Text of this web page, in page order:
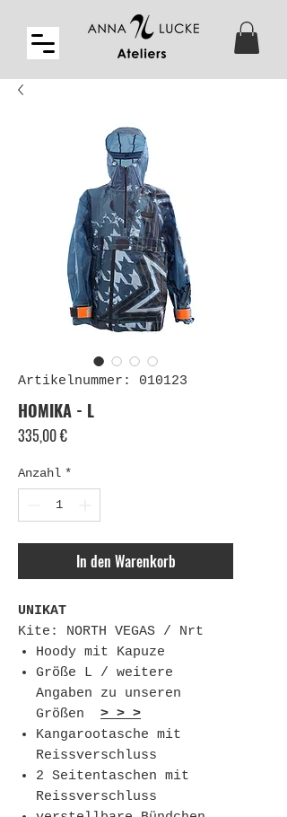
Artikelnummer: 010123
HOMIKA - L
335,00 €Preis
Anzahl *
In den Warenkorb
UNIKAT
Kite: NORTH VEGAS / Nrt
Hoody mit Kapuze
Größe L / weitere
Angaben zu unseren
Größen > > >
Kangarootasche mit
Reissverschluss
2 Seitentaschen mit
Reissverschluss